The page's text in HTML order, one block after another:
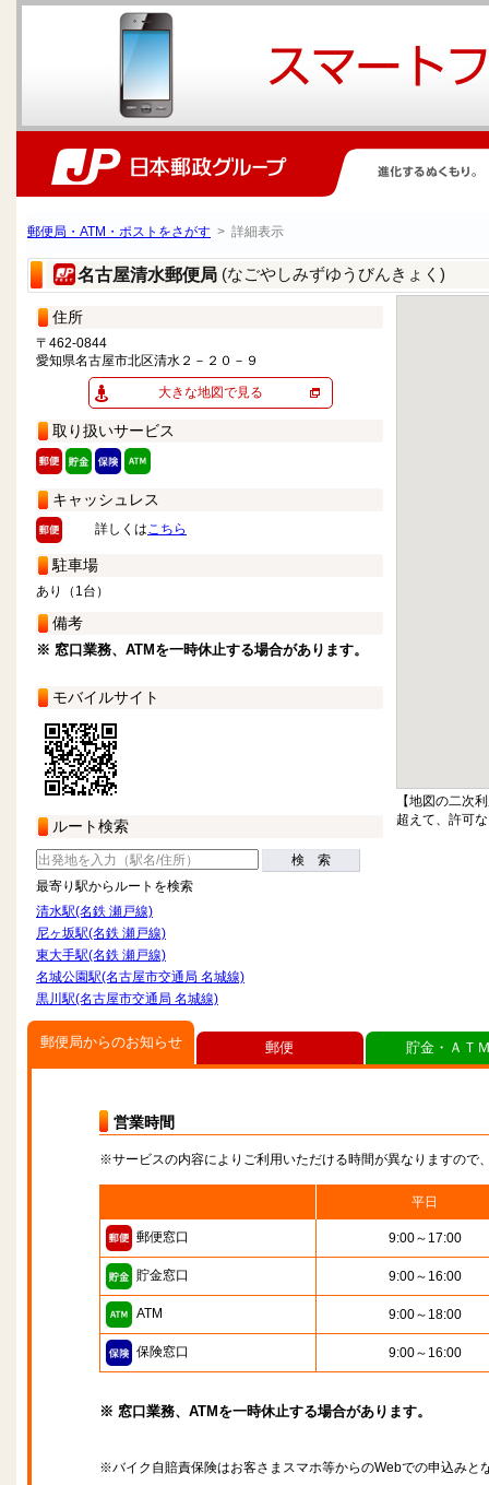
郵便局・ATM・ポストをさがす > 詳細表示
名古屋清水郵便局 (なごやしみずゆうびんきょく)
住所
〒462-0844
愛知県名古屋市北区清水２－２０－９
大きな地図で見る
取り扱いサービス
キャッシュレス
詳しくはこちら
駐車場
あり（1台）
備考
※ 窓口業務、ATMを一時休止する場合があります。
モバイルサイト
ルート検索
検 索
最寄り駅からルートを検索
清水駅(名鉄 瀬戸線)
尼ヶ坂駅(名鉄 瀬戸線)
東大手駅(名鉄 瀬戸線)
名城公園駅(名古屋市交通局 名城線)
黒川駅(名古屋市交通局 名城線)
【地図の二次
超えて、許可
郵便局からのお知らせ
営業時間
※サービスの内容によりご利用いただける時間が異なりますので
平日
郵便窓口 9:00～17:00
貯金窓口 9:00～16:00
ATM 9:00～18:00
保険窓口 9:00～16:00
※ 窓口業務、ATMを一時休止する場合があります。
※バイク自賠責保険はお客さまスマホ等からのWebでの申込みと
郵便 貯金・ＡＴ